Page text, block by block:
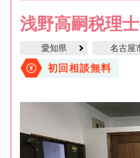
浅野高嗣税理
愛知県 名古屋
初回相談無料